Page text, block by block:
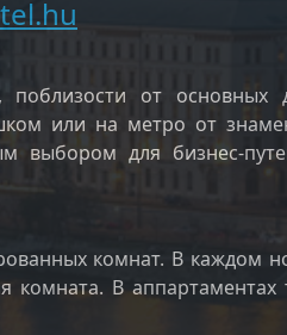
от основных
или на метро от
выбором для бизнес-
комнат. В каждом
В аппартаментах